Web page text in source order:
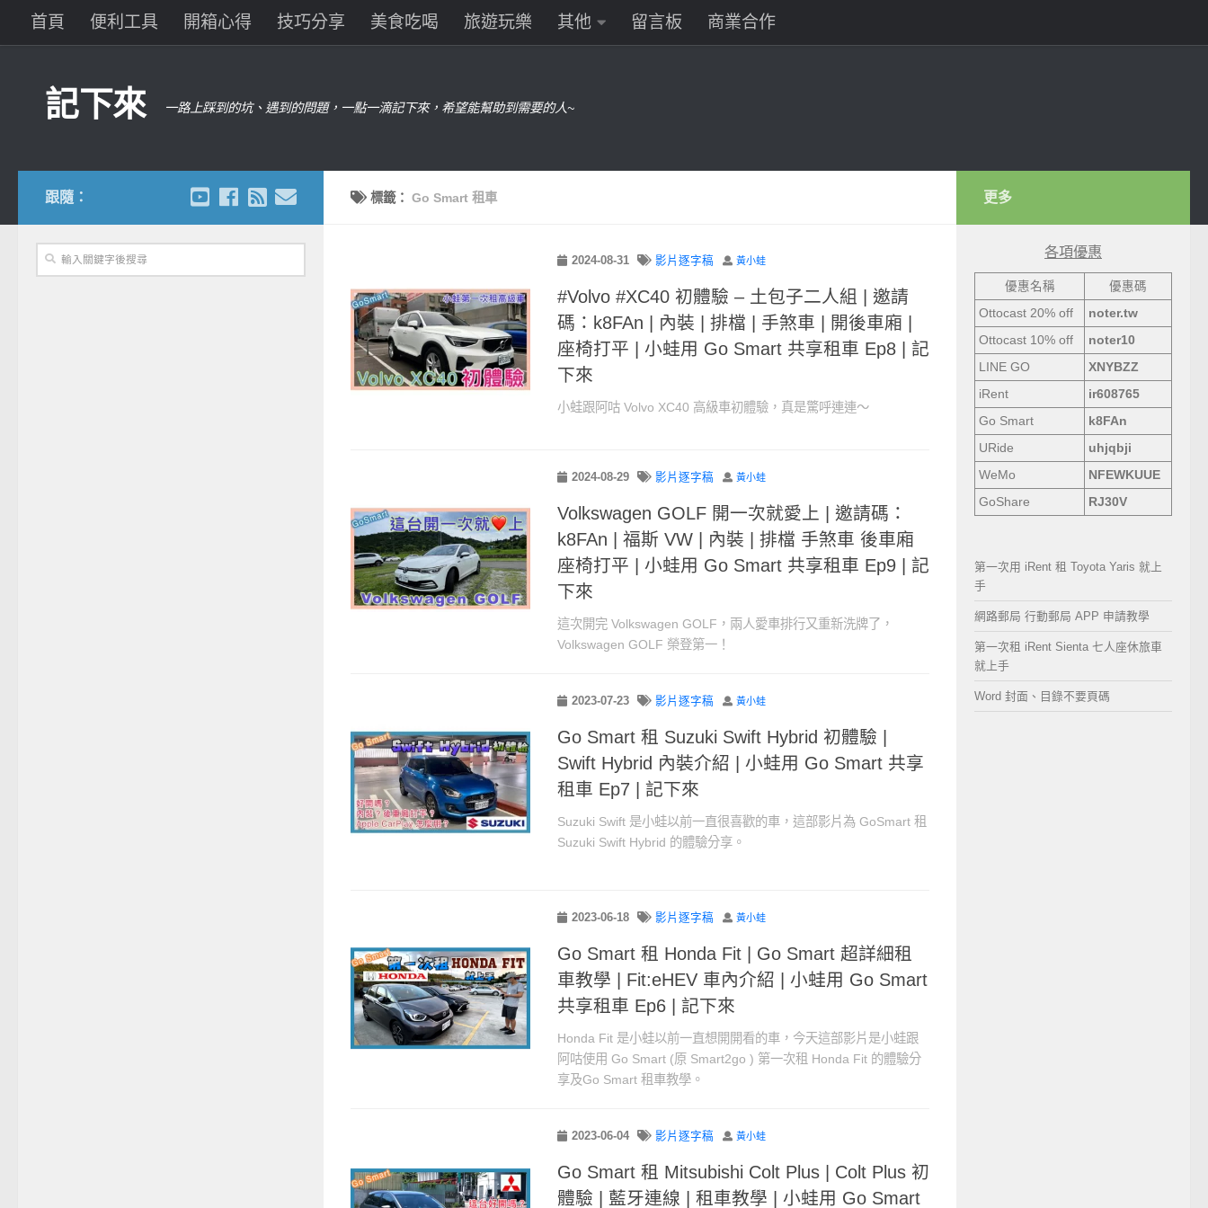
首頁 便利工具 開箱心得 技巧分享 美食吃喝 旅遊玩樂 其他 留言板 商業合作
記下來 一路上踩到的坑、遇到的問題，一點一滴記下來，希望能幫助到需要的人~
標籤：Go Smart 租車
2024-08-31 影片逐字稿 黃小蛙
#Volvo #XC40 初體驗 – 土包子二人組 | 邀請
碼：k8FAn | 內裝 | 排檔 | 手煞車 | 開後車廂 |
座椅打平 | 小蛙用 Go Smart 共享租車 Ep8 | 記
下來
小蛙跟阿咕 Volvo XC40 高級車初體驗，真是驚呼連連～
2024-08-29 影片逐字稿 黃小蛙
Volkswagen GOLF 開一次就愛上 | 邀請碼：
k8FAn | 福斯 VW | 內裝 | 排檔 手煞車 後車廂
座椅打平 | 小蛙用 Go Smart 共享租車 Ep9 | 記
下來
這次開完 Volkswagen GOLF，兩人愛車排行又重新洗牌了，
Volkswagen GOLF 榮登第一！
2023-07-23 影片逐字稿 黃小蛙
Go Smart 租 Suzuki Swift Hybrid 初體驗 |
Swift Hybrid 內裝介紹 | 小蛙用 Go Smart 共享
租車 Ep7 | 記下來
Suzuki Swift 是小蛙以前一直很喜歡的車，這部影片為 GoSmart 租
Suzuki Swift Hybrid 的體驗分享。
2023-06-18 影片逐字稿 黃小蛙
Go Smart 租 Honda Fit | Go Smart 超詳細租
車教學 | Fit:eHEV 車內介紹 | 小蛙用 Go Smart
共享租車 Ep6 | 記下來
Honda Fit 是小蛙以前一直想開開看的車，今天這部影片是小蛙跟
阿咕使用 Go Smart (原 Smart2go ) 第一次租 Honda Fit 的體驗分
享及Go Smart 租車教學。
2023-06-04 影片逐字稿 黃小蛙
Go Smart 租 Mitsubishi Colt Plus | Colt Plus 初
體驗 | 藍牙連線 | 租車教學 | 小蛙用 Go Smart
跟隨： 更多
各項優惠
優惠名稱
優惠碼
Ottocast 20% off
noter.tw
Ottocast 10% off
noter10
LINE GO
XNYBZZ
iRent
ir608765
Go Smart
k8FAn
URide
uhjqbji
WeMo
NFEWKUUE
GoShare
RJ30V
第一次用 iRent 租 Toyota Yaris 就上
手
網路郵局 行動郵局 APP 申請教學
第一次租 iRent Sienta 七人座休旅車
就上手
Word 封面、目錄不要頁碼